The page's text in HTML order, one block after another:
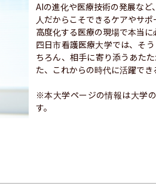
AIの進化や医療技術の発展など
人だからこそできるケアやサポ
高度化する医療の現場で本当
四日市看護医療大学では、そ
ちろん、相手に寄り添うあた
た、これからの時代に活躍でき
※本大学ページの情報は大学
す。